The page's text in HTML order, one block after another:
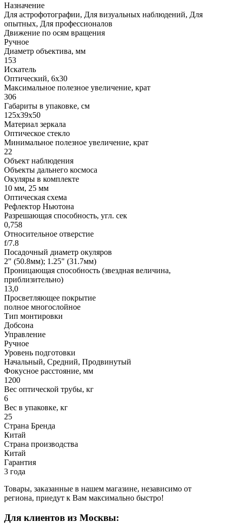
Назначение
Для астрофотографии, Для визуальных наблюдений, Для
опытных, Для профессионалов
Движение по осям вращения
Ручное
Диаметр объектива, мм
153
Искатель
Оптический, 6x30
Максимальное полезное увеличение, крат
306
Габариты в упаковке, см
125х39х50
Материал зеркала
Оптическое стекло
Минимальное полезное увеличение, крат
22
Объект наблюдения
Объекты дальнего космоса
Окуляры в комплекте
10 мм, 25 мм
Оптическая схема
Рефлектор Ньютона
Разрешающая способность, угл. cек
0,758
Относительное отверстие
f/7.8
Посадочный диаметр окуляров
2" (50.8мм); 1.25" (31.7мм)
Проницающая способность (звездная величина,
приблизительно)
13,0
Просветляющее покрытие
полное многослойное
Тип монтировки
Добсона
Управление
Ручное
Уровень подготовки
Начальный, Средний, Продвинутый
Фокусное расстояние, мм
1200
Вес оптической трубы, кг
6
Вес в упаковке, кг
25
Страна Бренда
Китай
Страна производства
Китай
Гарантия
3 года
Товары, заказанные в нашем магазине, независимо от
региона, приедут к Вам максимально быстро!
Для клиентов из Москвы: